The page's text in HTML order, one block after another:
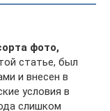
фото,
статье, был
и внесен в
условия в
слишком